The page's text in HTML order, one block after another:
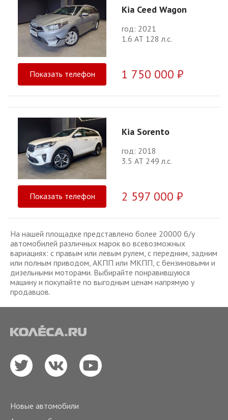
Kia Ceed Wagon
год: 2021
1.6 АТ 128 л.с.
Показать телефон 1 750 000 ₽
Kia Sorento
год: 2018
3.5 АТ 249 л.с.
Показать телефон 2 597 000 ₽
На нашей площадке представлено более 20000 б/у
автомобилей различных марок во всевозможных
вариациях: с правым или левым рулем, с передним, задним
или полным приводом, АКПП или МКПП, с бензиновыми и
дизельными моторами. Выбирайте понравившуюся
машину и покупайте по выгодным ценам напрямую у
продавцов.
Новые автомобили